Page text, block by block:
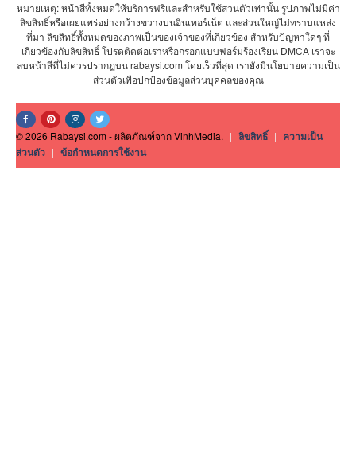
หมายเหตุ: หน้าสีทั้งหมดให้บริการฟรีและสำหรับใช้ส่วนตัวเท่านั้น รูปภาพไม่มีค่า
ลิขสิทธิ์หรือเผยแพร่อย่างกว้างขวางบนอินเทอร์เน็ต และส่วนใหญ่ไม่ทราบแหล่ง
ที่มา ลิขสิทธิ์ทั้งหมดของภาพเป็นของเจ้าของที่เกี่ยวข้อง สำหรับปัญหาใดๆ ที่
เกี่ยวข้องกับลิขสิทธิ์ โปรดติดต่อเราหรือกรอกแบบฟอร์มร้องเรียน DMCA เราจะ
ลบหน้าสีที่ไม่ควรปรากฏบน rabaysi.com โดยเร็วที่สุด เรายังมีนโยบายความเป็น
ส่วนตัวเพื่อปกป้องข้อมูลส่วนบุคคลของคุณ
© 2026 Rabaysi.com - ผลิตภัณฑ์จาก VinhMedia. | ลิขสิทธิ์ | ความเป็น
ส่วนตัว | ข้อกำหนดการใช้งาน